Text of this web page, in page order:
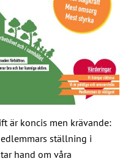
är koncis men krävande:
ställning i
hand om våra